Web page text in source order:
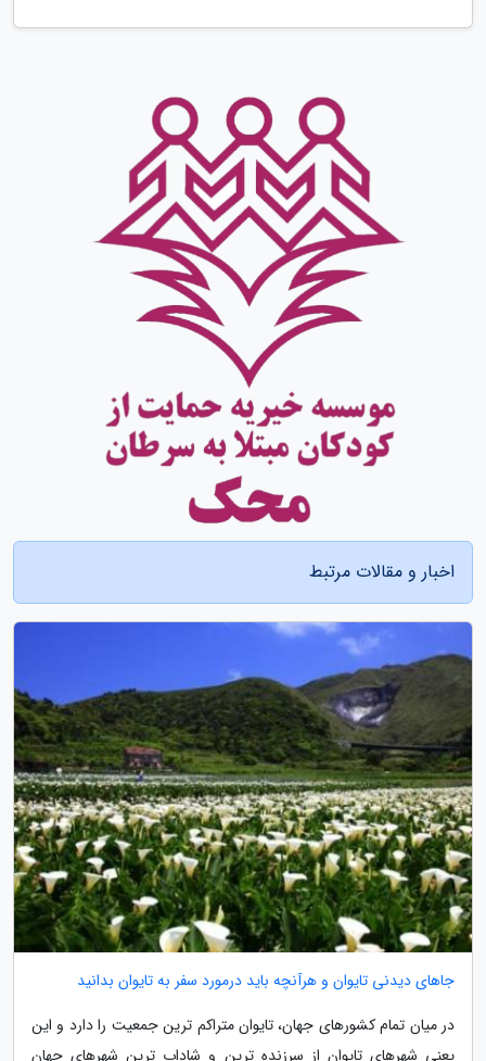
اخبار و مقالات مرتبط
جاهای دیدنی تایوان و هرآنچه باید درمورد سفر به تایوان بدانید
در میان تمام کشورهای جهان، تایوان متراکم ترین جمعیت را دارد و این
یعنی شهرهای تایوان از سرزنده ترین و شاداب ترین شهرهای جهان